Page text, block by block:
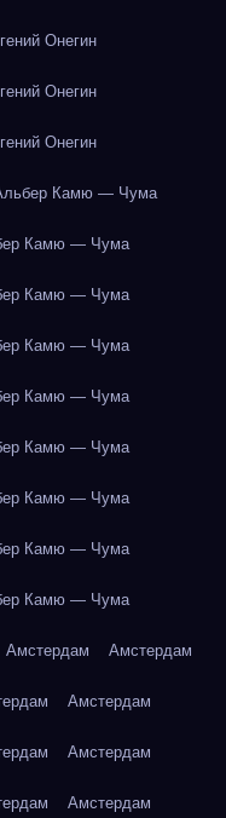
Онегин
Онегин
Онегин
Камю — Чума
Камю — Чума
Камю — Чума
Камю — Чума
Камю — Чума
Камю — Чума
Камю — Чума
Камю — Чума
Камю — Чума
Амстердам Амстердам
Амстердам
Амстердам
Амстердам